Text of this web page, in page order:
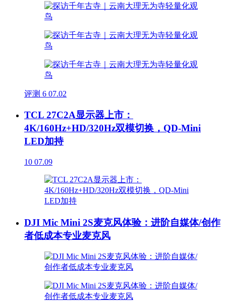
评测 6 07.02
TCL 27C2A显示器上市：
4K/160Hz+HD/320Hz双模切换，QD-Mini
LED加持
10 07.09
DJI Mic Mini 2S麦克风体验：进阶自媒体/创作
者低成本专业麦克风